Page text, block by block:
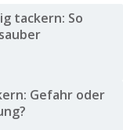
tackern: So
Gefahr oder